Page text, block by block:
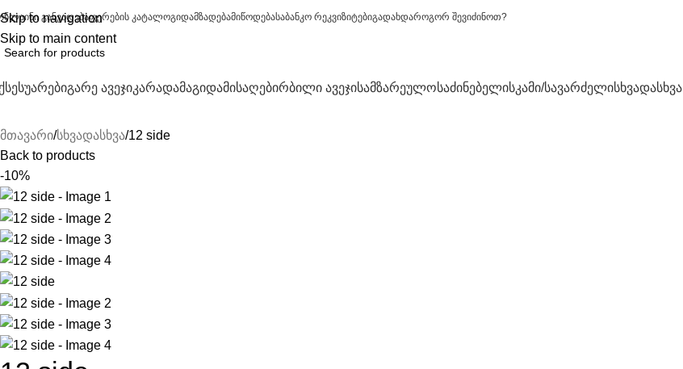
Skip to navigation
Skip to main content
განვადებაფერების კატალოგიდამზადებამიწოდებასაბანკო რეკვიზიტებიგადახდაროგორ შევიძინოთ?
გარე ავეჯიკარადამაგიდამისაღებირბილი ავეჯისამზარეულოსაძინებელისკამი/სავარძელისხვადასხვა
მთავარი სხვადასხვა 12 side
Back to products
-10%